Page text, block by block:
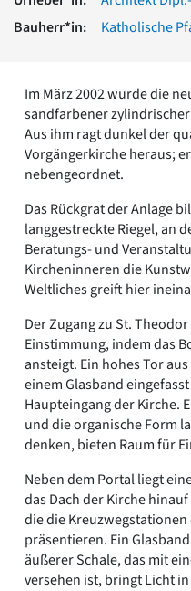
Vorromanik
Über baukunst-nrw
Fachbeirat
Freunde & Förderer
Kontakt
Datenschutz
Suchbegriff eingeben
Bauherr*in:
Katholische
Im März 2002 wurde die
sandfarbener
Aus ihm ragt dunkel der
Vorgängerkirche heraus;
nebengeordnet.
Das Rückgrat der Anlage
langgestreckte Riegel, an
Beratungs- und
Kircheninneren die
Weltliches greift hier
Der Zugang zu St.
Einstimmung, indem das
ansteigt. Ein hohes Tor
einem Glasband
Haupteingang der Kirche.
und die organische Form
denken, bieten Raum für
Neben dem Portal liegt
das Dach der Kirche
die die
präsentieren. Ein
äußerer Schale, das mit
versehen ist, bringt Licht